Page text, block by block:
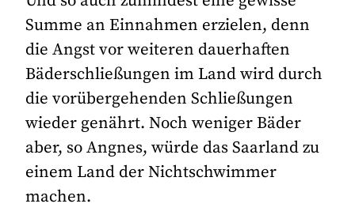
Summe an Einnahmen erzielen, denn
die Angst vor weiteren dauerhaften
Bäderschließungen im Land wird durch
die vorübergehenden Schließungen
wieder genährt. Noch weniger Bäder
aber, so Angnes, würde das Saarland zu
einem Land der Nichtschwimmer
machen.